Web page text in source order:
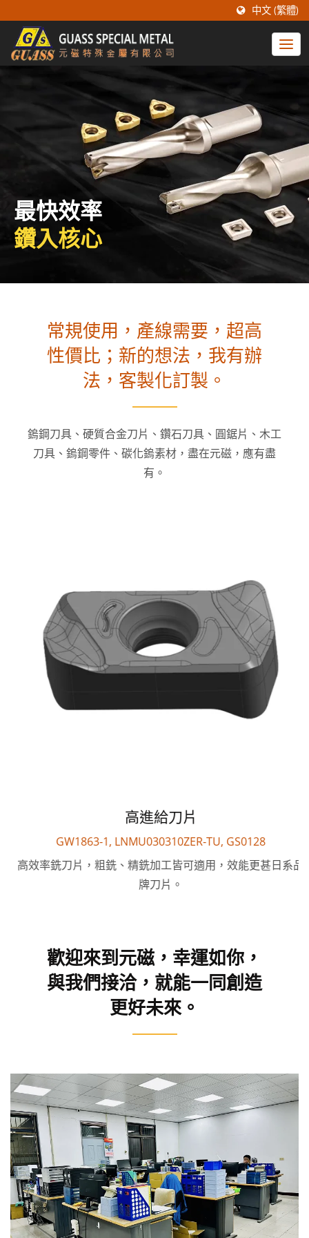
中文 (繁體)
最快效率
鑽入核心
常規使用，產線需要，超高
性價比；新的想法，我有辦
法，客製化訂製。
鎢鋼刀具、硬質合金刀片、鑽石刀具、圓鋸片、木工
刀具、鎢鋼零件、碳化鎢素材，盡在元磁，應有盡
有。
高進給刀片
GW1863-1, LNMU030310ZER-TU, GS0128
高效率銑刀片，粗銑、精銑加工皆可適用，效能更甚日系品
牌刀片。
歡迎來到元磁，幸運如你，
與我們接洽，就能一同創造
更好未來。